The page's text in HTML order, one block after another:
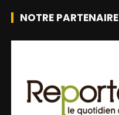
NOTRE PARTENAIRE